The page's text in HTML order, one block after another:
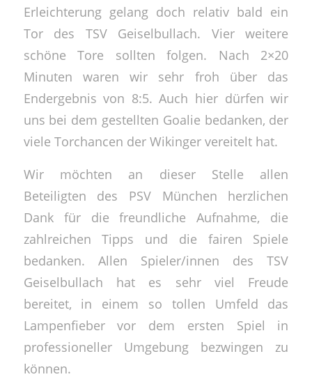
Erleichterung gelang doch relativ bald ein
Tor des TSV Geiselbullach. Vier weitere
schöne Tore sollten folgen. Nach 2×20
Minuten waren wir sehr froh über das
Endergebnis von 8:5. Auch hier dürfen wir
uns bei dem gestellten Goalie bedanken, der
viele Torchancen der Wikinger vereitelt hat.
Wir möchten an dieser Stelle allen
Beteiligten des PSV München herzlichen
Dank für die freundliche Aufnahme, die
zahlreichen Tipps und die fairen Spiele
bedanken. Allen Spieler/innen des TSV
Geiselbullach hat es sehr viel Freude
bereitet, in einem so tollen Umfeld das
Lampenfieber vor dem ersten Spiel in
professioneller Umgebung bezwingen zu
können.